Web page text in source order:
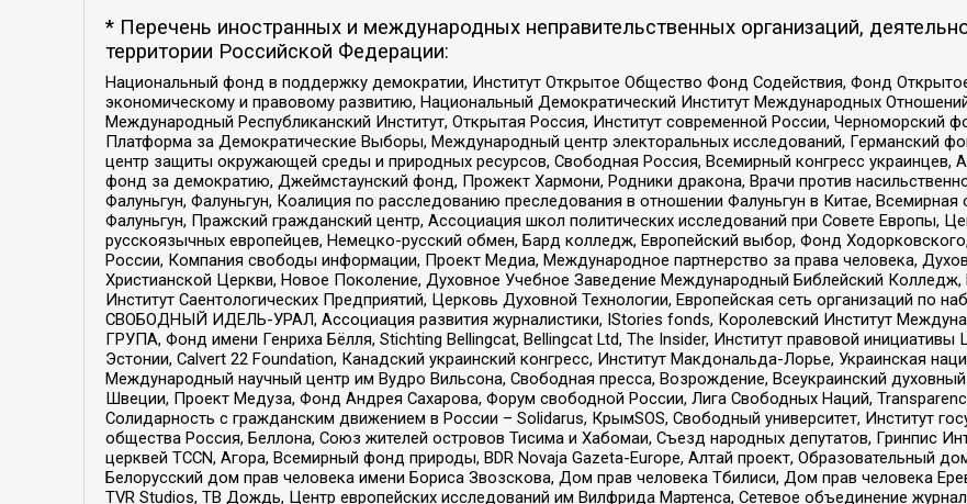
* Перечень иностранных и международных неправительственных организаций,
территории Российской Федерации:
Национальный фонд в поддержку демократии, Институт Открытое Общество Фонд Содействия, Фонд
экономическому и правовому развитию, Национальный Демократический Институт Международных Отношений,
Международный Республиканский Институт, Открытая Россия, Институт современной России, Черноморский
Платформа за Демократические Выборы, Международный центр электоральных исследований, Германский
центр защиты окружающей среды и природных ресурсов, Свободная Россия, Всемирный конгресс украинцев,
фонд за демократию, Джеймстаунский фонд, Прожект Хармони, Родники дракона, Врачи против
Фалуньгун, Фалуньгун, Коалиция по расследованию преследования в отношении Фалуньгун в Китае,
Фалуньгун, Пражский гражданский центр, Ассоциация школ политических исследований при Совете Европы,
русскоязычных европейцев, Немецко-русский обмен, Бард колледж, Европейский выбор, Фонд
России, Компания свободы информации, Проект Медиа, Международное партнерство за права человека,
Христианской Церкви, Новое Поколение, Духовное Учебное Заведение Международный Библейский
Институт Саентологических Предприятий, Церковь Духовной Технологии, Европейская сеть организаций по
СВОБОДНЫЙ ИДЕЛЬ-УРАЛ, Ассоциация развития журналистики, IStories fonds, Королевский Институт
ГРУПА, Фонд имени Генриха Бёлля, Stichting Bellingcat, Bellingcat Ltd, The Insider, Институт правовой
Эстонии, Calvert 22 Foundation, Канадский украинский конгресс, Институт Макдональда-Лорье, Украинская
Международный научный центр им Вудро Вильсона, Свободная пресса, Возрождение, Всеукраинский
Швеции, Проект Медуза, Фонд Андрея Сахарова, Форум свободной России, Лига Свободных Наций,
Солидарность с гражданским движением в России – Solidarus, КрымSOS, Свободный университет, Институт
общества Россия, Беллона, Союз жителей островов Тисима и Хабомаи, Съезд народных депутатов, Гринпис
церквей TCCN, Агора, Всемирный фонд природы, BDR Novaja Gazeta-Europe, Алтай проект, Образовательный
Белорусский дом прав человека имени Бориса Звозскова, Дом прав человека Тбилиси, Дом прав человека
TVR Studios, ТВ Дождь, Центр европейских исследований им Вилфрида Мартенса, Сетевое объединение